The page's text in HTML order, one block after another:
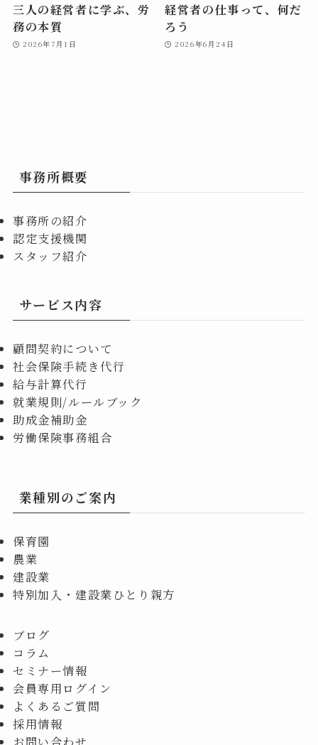
三人の経営者に学ぶ、労
務の本質
2026年7月1日
経営者の仕事って、何だ
ろう
2026年6月24日
事務所概要
事務所の紹介
認定支援機関
スタッフ紹介
サービス内容
顧問契約について
社会保険手続き代行
給与計算代行
就業規則/ルールブック
助成金補助金
労働保険事務組合
業種別のご案内
保育園
農業
建設業
特別加入・建設業ひとり親方
ブログ
コラム
セミナー情報
会員専用ログイン
よくあるご質問
採用情報
お問い合わせ